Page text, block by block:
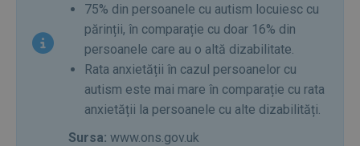
75% din persoanele cu autism locuiesc cu
părinții, în comparație cu doar 16% din
persoanele care au o altă dizabilitate.
Rata anxietății în cazul persoanelor cu
autism este mai mare în comparație cu rata
anxietății la persoanele cu alte dizabilități.
Sursa: www.ons.gov.uk